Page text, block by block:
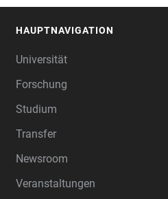
HAUPTNAVIGATION
Universität
Forschung
Studium
Transfer
Newsroom
Veranstaltungen